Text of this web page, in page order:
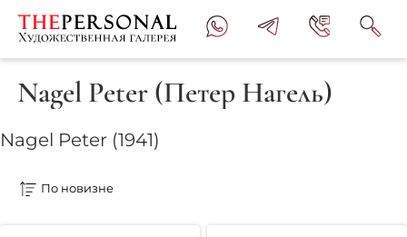
Nagel Peter (Петер Нагель)
Nagel Peter (1941)